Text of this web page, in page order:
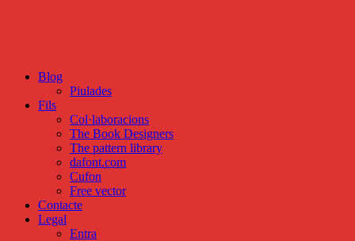
Blog
Piulades
Fils
Col·laboracions
The Book Designers
The pattern library
dafont.com
Cufon
Free vector
Contacte
Legal
Entra